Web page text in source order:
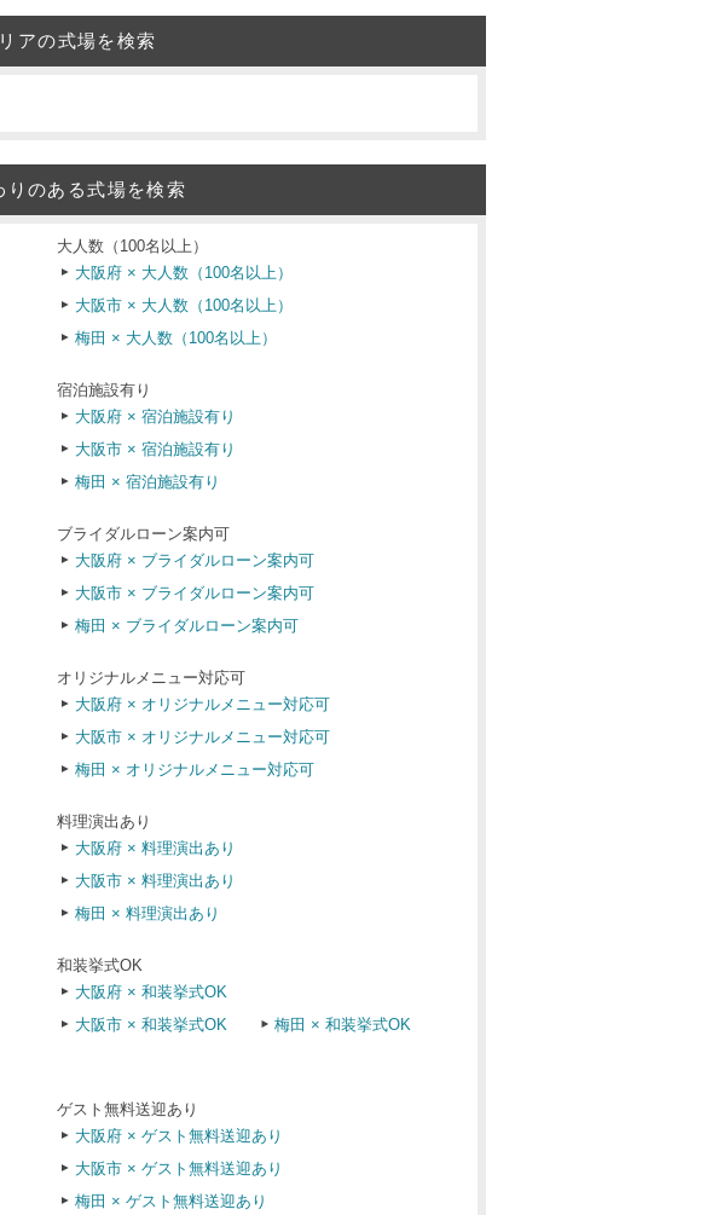
アの式場を検索
りのある式場を検索
大人数（100名以上）
大阪府 × 大人数（100名以上）
大阪市 × 大人数（100名以上）
梅田 × 大人数（100名以上）
宿泊施設有り
大阪府 × 宿泊施設有り
大阪市 × 宿泊施設有り
梅田 × 宿泊施設有り
ブライダルローン案内可
大阪府 × ブライダルローン案内可
大阪市 × ブライダルローン案内可
梅田 × ブライダルローン案内可
オリジナルメニュー対応可
大阪府 × オリジナルメニュー対応可
大阪市 × オリジナルメニュー対応可
梅田 × オリジナルメニュー対応可
料理演出あり
大阪府 × 料理演出あり
大阪市 × 料理演出あり
梅田 × 料理演出あり
和装挙式OK
大阪府 × 和装挙式OK
大阪市 × 和装挙式OK
梅田 × 和装挙式OK
ゲスト無料送迎あり
大阪府 × ゲスト無料送迎あり
大阪市 × ゲスト無料送迎あり
梅田 × ゲスト無料送迎あり